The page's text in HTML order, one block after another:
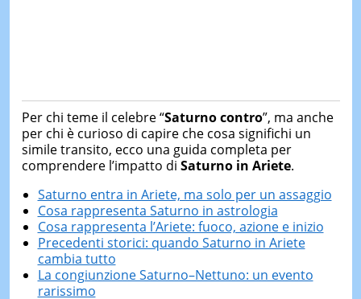
Per chi teme il celebre “Saturno contro”, ma anche
per chi è curioso di capire che cosa significhi un
simile transito, ecco una guida completa per
comprendere l’impatto di Saturno in Ariete.
Saturno entra in Ariete, ma solo per un assaggio
Cosa rappresenta Saturno in astrologia
Cosa rappresenta l’Ariete: fuoco, azione e inizio
Precedenti storici: quando Saturno in Ariete
cambia tutto
La congiunzione Saturno–Nettuno: un evento
rarissimo